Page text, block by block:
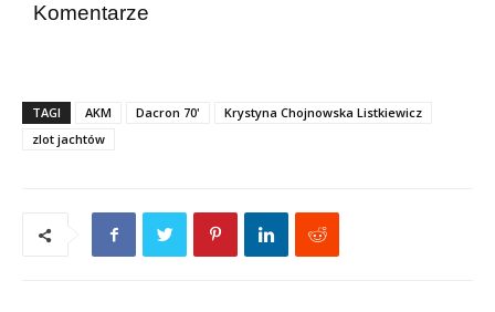
Komentarze
TAGI AKM Dacron 70'
Krystyna Chojnowska Listkiewicz
zlot jachtów